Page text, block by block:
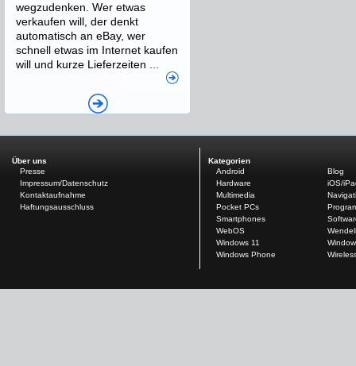
wegzudenken. Wer etwas
verkaufen will, der denkt
automatisch an eBay, wer
schnell etwas im Internet kaufen
will und kurze Lieferzeiten ...
Über uns
Presse
Impressum/Datenschutz
Kontaktaufnahme
Haftungsausschluss
Kategorien
Android
Blog
Hardware
iOS/
Multimedia
Pocket PCs
Smartphones
WebOS
Windows 11
Windows Phone